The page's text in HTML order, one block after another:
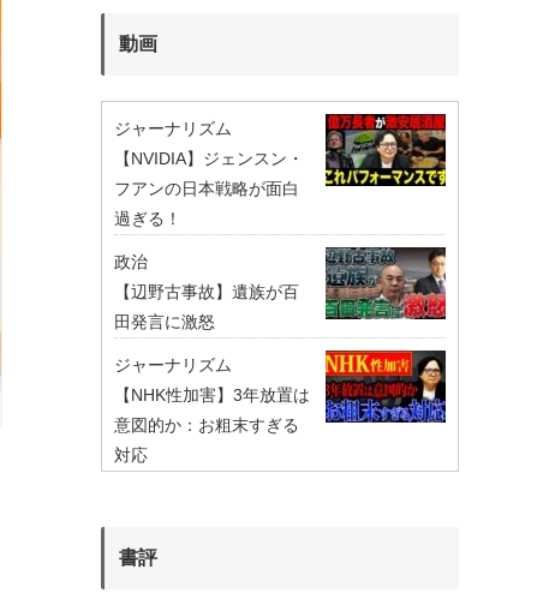
動画
ジャーナリズム
【NVIDIA】ジェンスン・
フアンの日本戦略が面白
過ぎる！
政治
【辺野古事故】遺族が百
田発言に激怒
ジャーナリズム
【NHK性加害】3年放置は
意図的か：お粗末すぎる
対応
書評